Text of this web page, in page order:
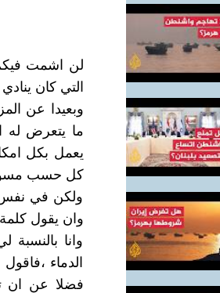
لن اشمت
التي كان
وبعيدا عن
ما يتعرض له
يعمل بكل
كل حسب
ولكن في نفس
وان يقول
وانا
الدماء
فضلا عن ان